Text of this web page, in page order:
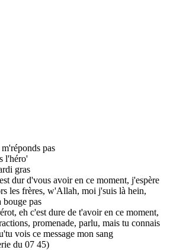
pas
l'héro'
gras
dur d'vous avoir en ce moment, j'espère
les frères, w'Allah, moi j'suis là hein,
bouge pas
eh c'est dure de t'avoir en ce moment,
promenade, parlu, mais tu connais
vois ce message mon sang
du 07 45)